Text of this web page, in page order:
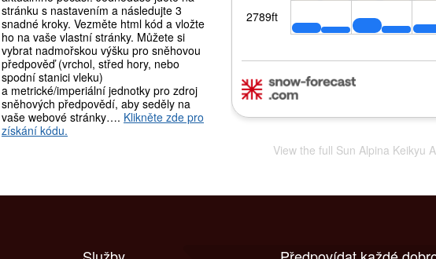
stránku s nastavením a následujte 3
snadné kroky. Vezměte html kód a vložte
ho na vaše vlastní stránky. Můžete si
vybrat nadmořskou výšku pro sněhovou
předpověď (vrchol, střed hory, nebo
spodní stanici vleku)
a metrické/imperiální jednotky pro zdroj
sněhových předpovědí, aby seděly na
vaše webové stránky…. Klikněte zde pro
získání kódu.
View the full Sun Alpina Keikyu